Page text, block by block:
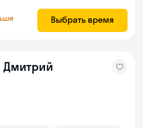
Выбрать время
Дмитрий